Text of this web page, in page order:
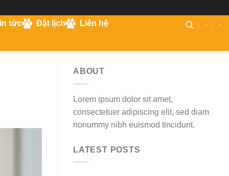
- -
tức Đặt lịch Liên hệ
ABOUT
Lorem ipsum dolor sit amet,
consectetuer adipiscing elit, sed diam
nonummy nibh euismod tincidunt.
LATEST POSTS